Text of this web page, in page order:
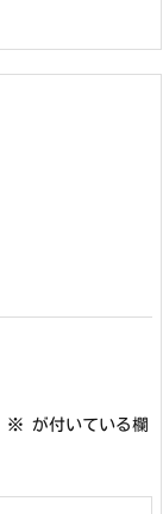
※ が付いている欄